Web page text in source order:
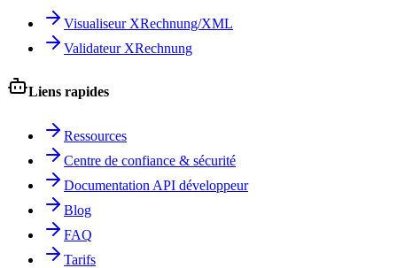
Visualiseur XRechnung/XML
Validateur XRechnung
Liens rapides
Ressources
Centre de confiance & sécurité
Documentation API développeur
Blog
FAQ
Tarifs